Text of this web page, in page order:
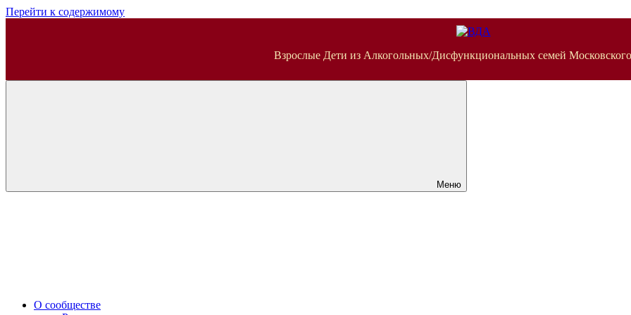
Перейти к содержимому
Взрослые Дети из Алкогольных/Дисфункциональных семей
Меню
О сообществе